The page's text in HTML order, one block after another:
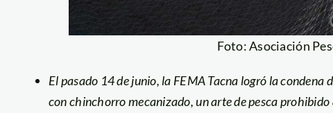
Foto: Asociación
El pasado 14 de junio, la FEMA Tacna logró la
con chinchorro mecanizado, un arte de pesca